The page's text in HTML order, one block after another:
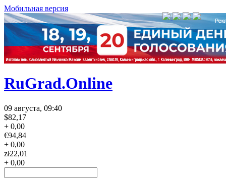
Мобильная версия
RuGrad.Online
09 августа, 09:40
$82,17
+ 0,00
€94,84
+ 0,00
zł22,01
+ 0,00